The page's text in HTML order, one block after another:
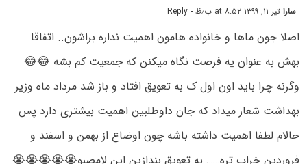
ساراتیر ۱۱, ۱۳۹۹ at ۸:۵۲ ب٫ظ - Reply
اصلا جون ماها و خانواده هامون اهمیت نداره براشون.. اتفاقا
بهش به عنوان یه فرصت نگاه میکنن که جمعیت کم بشه 😂😂
وگرنه چرا باید اون اول ک به تعویق افتاد و باز شد مرداد ماه وزیر
بهداشت شعار میداد که جان داوطلبین اهمیت بیشتری دارد پس
حالام لطفا اهمیت داشته باشه چون اوضاع از بهمن و اسفند و
فروردین خراب تره…… به تعویق بندازین این لامصبو😭😭😭😭😭